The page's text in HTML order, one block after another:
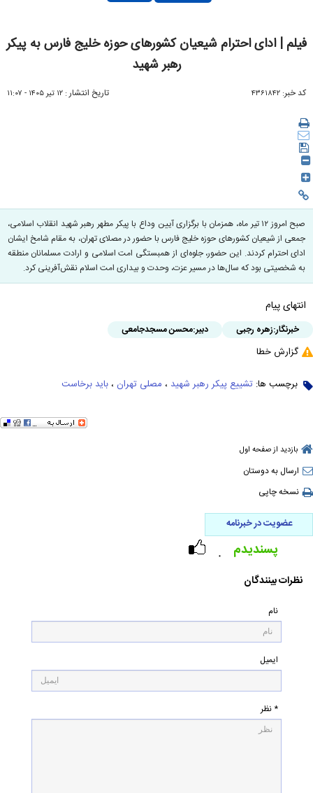
فیلم | ادای احترام شیعیان کشورهای حوزه خلیج فارس به پیکر
رهبر شهید
کد خبر: ۴۳۶۱۸۴۲ تاریخ انتشار : ۱۲ تير ۱۴۰۵ - ۱۱:۰۷
صبح امروز ۱۲ تیر ماه، همزمان با برگزاری آیین وداع با پیکر مطهر رهبر شهید انقلاب اسلامی،
جمعی از شیعیان کشورهای حوزه خلیج فارس با حضور در مصلای تهران، به مقام شامخ ایشان
ادای احترام کردند. این حضور، جلوه‌ای از همبستگی امت اسلامی و ارادت مسلمانان منطقه
به شخصیتی بود که سال‌ها در مسیر عزت، وحدت و بیداری امت اسلام نقش‌آفرینی کرد.
انتهای پیام
خبرنگار:زهره رجبی دبیر:محسن مسجدجامعی
گزارش خطا
برچسب ها: تشییع پیکر رهبر شهید ، مصلی تهران ، باید برخاست
بازدید از صفحه اول
ارسال به دوستان
نسخه چاپی
عضویت در خبرنامه
۰ پسندیدم
نظرات بینندگان
نام
ایمیل
* نظر